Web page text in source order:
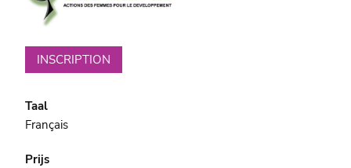
INSCRIPTION
Taal
Français
Prijs